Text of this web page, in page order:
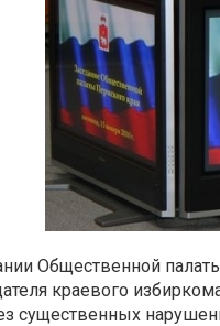
Общественной
краевого
существенных